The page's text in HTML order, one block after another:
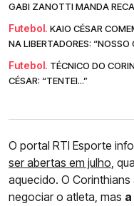
GABI ZANOTTI MANDA
Futebol. KAIO CÉSAR
NA LIBERTADORES: “NOSSO
Futebol. TÉCNICO DO
CÉSAR: “TENTEI...”
O portal RTI Esporte
ser abertas em julho,
aquecido. O
negociar o atleta, mas